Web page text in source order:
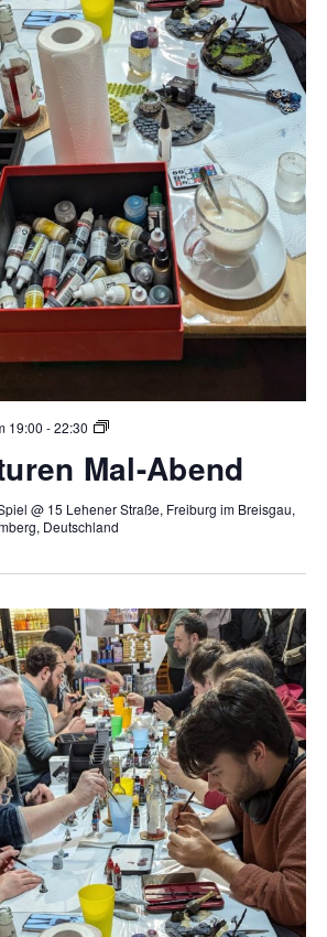
19:00 -22:30
Miniaturen
Abend
Mal-Abend
@ 15 Lehener Straße, Freiburg im Breisgau,
Deutschland